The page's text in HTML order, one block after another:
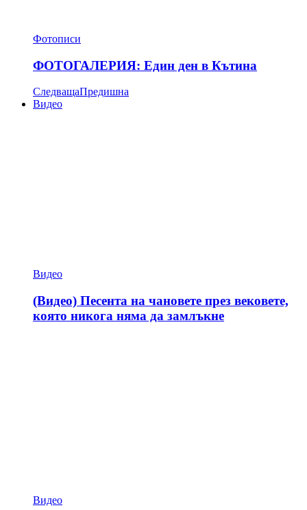
Фотописи
ФОТОГАЛЕРИЯ: Един ден в Кътина
СледващаПредишна
Видео
Видео
(Видео) Песента на чановете през вековете,
която никога няма да замлъкне
Видео